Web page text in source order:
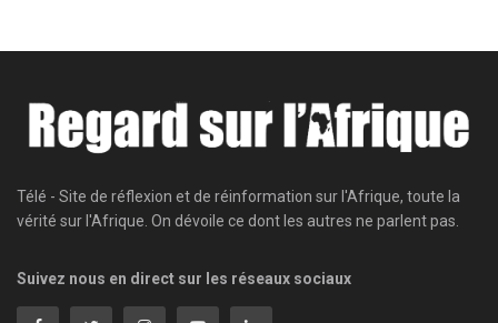
Télé - Site de réflexion et de réinformation sur l'Afrique, toute la
vérité sur l'Afrique. On dévoile ce dont les autres ne parlent pas.
Suivez nous en direct sur les réseaux sociaux